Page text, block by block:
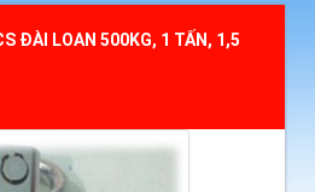
ĐÀI LOAN 500KG, 1 TẤN, 1,5